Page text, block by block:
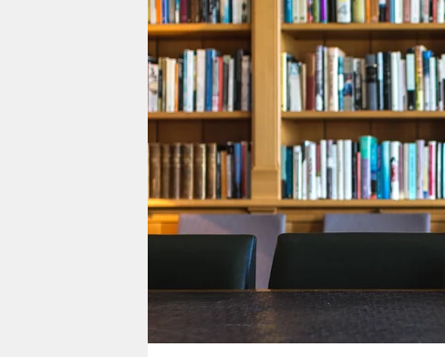
nord
wahrheit
verlag
veranstaltungen
shop
fragen & hilfe
unterstützen
genossenschaft